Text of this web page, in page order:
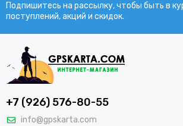
Подпишитесь на рассылку, чтобы быть в
поступлений, акций и скидок.
+7 (926) 576-80-55
info@gpskarta.com